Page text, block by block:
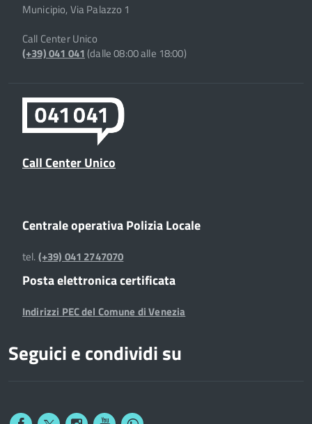
Municipio, Via Palazzo 1
Call Center Unico
(+39) 041 041(dalle 08:00 alle 18:00)
Call Center Unico
Centrale operativa Polizia Locale
tel.(+39) 041 2747070
Posta elettronica certificata
Indirizzi PEC del Comune di Venezia
Seguici e condividi su